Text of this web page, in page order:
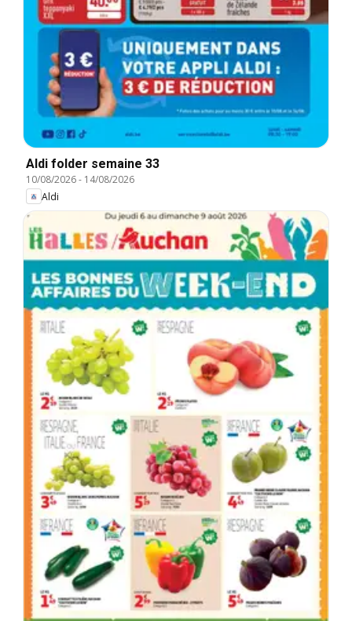
Aldi folder semaine 33
10/08/2026- 14/08/2026
Aldi